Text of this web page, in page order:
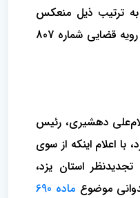
‌ترتیب‌ ذیل منعکس
‌می‌گردد، به ‌صدور رای وحدت‌ رویه ‌قضایی شماره 807
دهشیری، رئیس
اعلام اینکه از سوی
استان یزد،
موضوع
ماده 690